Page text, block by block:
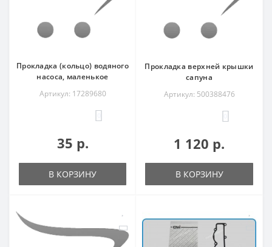
Прокладка (кольцо) водяного
насоса, маленькое
Артикул: 17289680
35 р.
В КОРЗИНУ
Прокладка верхней крышки
сапуна
Артикул: 500388476
1 120 р.
В КОРЗИНУ